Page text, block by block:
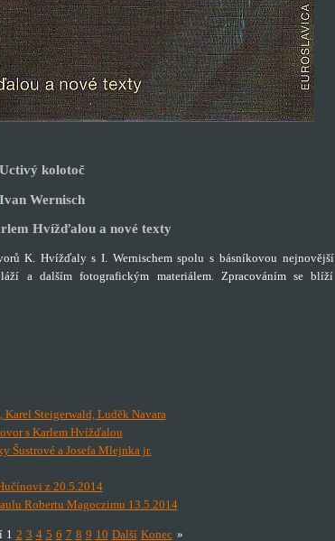
Uctivý kolotoč
Ivan Wernisch
Hvížďalou a nové texty
K. Hvížďaly s I. Wernischem spolu s básníkovou nejnovější
a dalším fotografickým materiálem. Zpracováním se blíží
Steigerwald, Luděk Navara
s Karlem Hvížďalou
Šustrové a Josefa Mlejnka jr.
z 20.5.2014
Robertu Magoczimu 13.5.2014
1 2 3 4 5 6 7 8 9 10 Další Konec »